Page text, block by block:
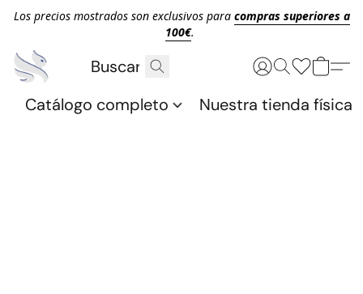
Los precios mostrados son exclusivos para compras superiores a
100€.
Catálogo completo Nuestra tienda física